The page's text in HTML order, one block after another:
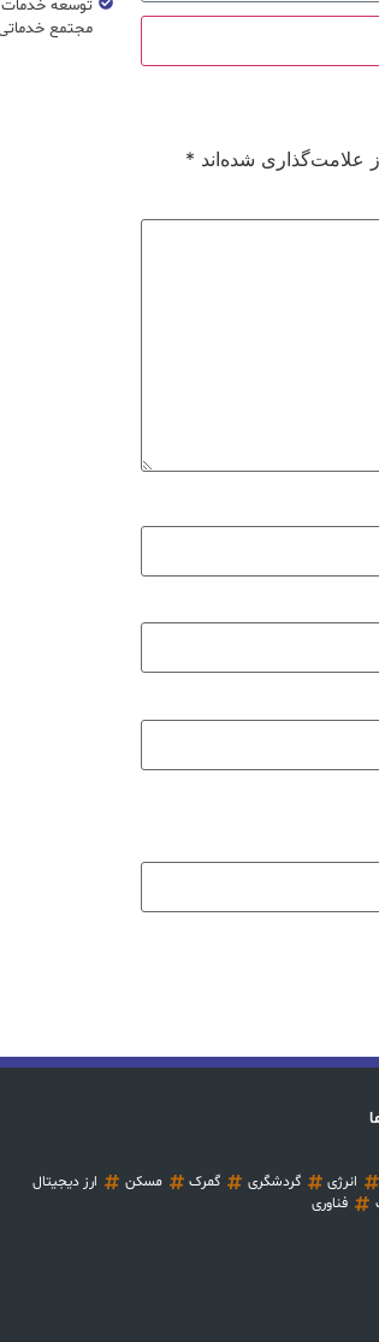
علامت‌گذاری شده‌اند *
مجتمع
انرژی گردشگری گمرک مسکن
ارز دیجیتال
فناوری